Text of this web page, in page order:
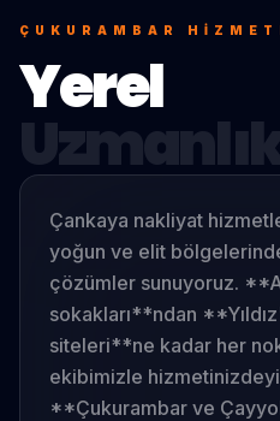
ÇUKURAMBAR
Yerel
Çankaya nakliyat
yoğun ve elit
çözümler sunuyoruz.
sokakları**ndan
siteleri**ne kadar her
ekibimizle
**Çukurambar ve